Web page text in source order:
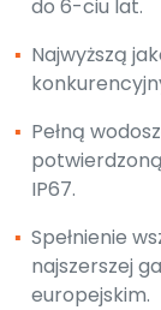
do 6-ciu lat.
▪ Najwyższą
▪ Pełną
IP67.
▪ Spełnienie
najszerszej
europejskim.